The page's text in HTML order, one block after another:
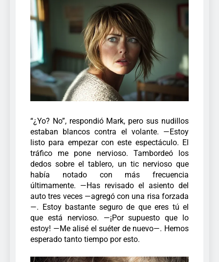
“¿Yo? No”, respondió Mark, pero sus nudillos
estaban blancos contra el volante. —Estoy
listo para empezar con este espectáculo. El
tráfico me pone nervioso. Tambordeó los
dedos sobre el tablero, un tic nervioso que
había notado con más frecuencia
últimamente. —Has revisado el asiento del
auto tres veces —agregó con una risa forzada
—. Estoy bastante seguro de que eres tú el
que está nervioso. —¡Por supuesto que lo
estoy! —Me alisé el suéter de nuevo—. Hemos
esperado tanto tiempo por esto.